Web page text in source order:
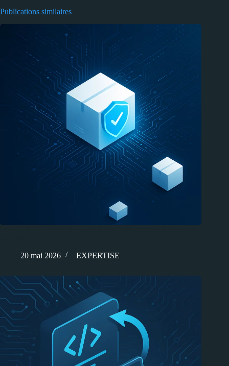
Publications similaires
20 mai 2026
EXPERTISE